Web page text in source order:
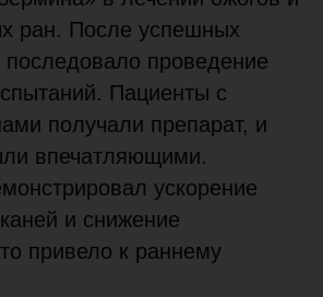
ран. После успешных
последовало проведение
Пациенты с
получали препарат, и
впечатляющими.
ускорение
и снижение
привело к раннему
и носителя
ран,
и
стал доступен
испытаний,
и
на продажу в
Затем его
высокий профиль
подтверждены